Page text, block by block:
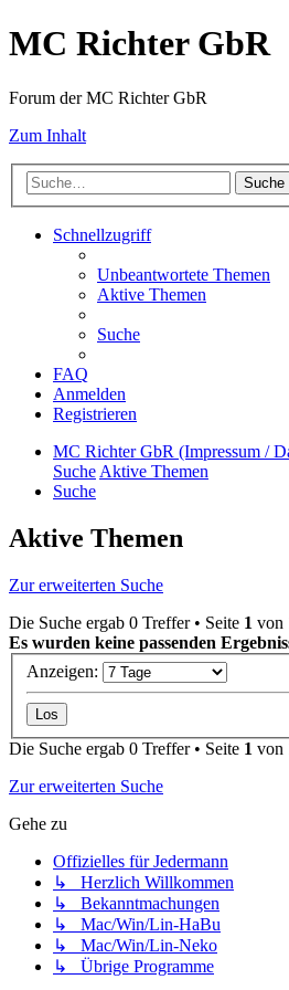
MC Richter GbR
Forum der MC Richter GbR
Zum Inhalt
Suche
Schnellzugriff
Unbeantwortete Themen
Aktive Themen
Suche
FAQ
Anmelden
Registrieren
MC Richter GbR (Impressum /
SucheAktive Themen
Suche
Aktive Themen
Zur erweiterten Suche
Die Suche ergab 0 Treffer • Seite 1 von
Es wurden keine passenden
Anzeigen:
Die Suche ergab 0 Treffer • Seite 1 von
Zur erweiterten Suche
Gehe zu
Offizielles für Jedermann
↳ Herzlich Willkommen
↳ Bekanntmachungen
↳ Mac/Win/Lin-HaBu
↳ Mac/Win/Lin-Neko
↳ Übrige Programme